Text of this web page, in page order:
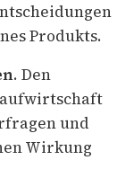
Produkts.
. Den
und
Wirkung